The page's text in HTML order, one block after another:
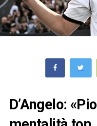
D’Angelo: